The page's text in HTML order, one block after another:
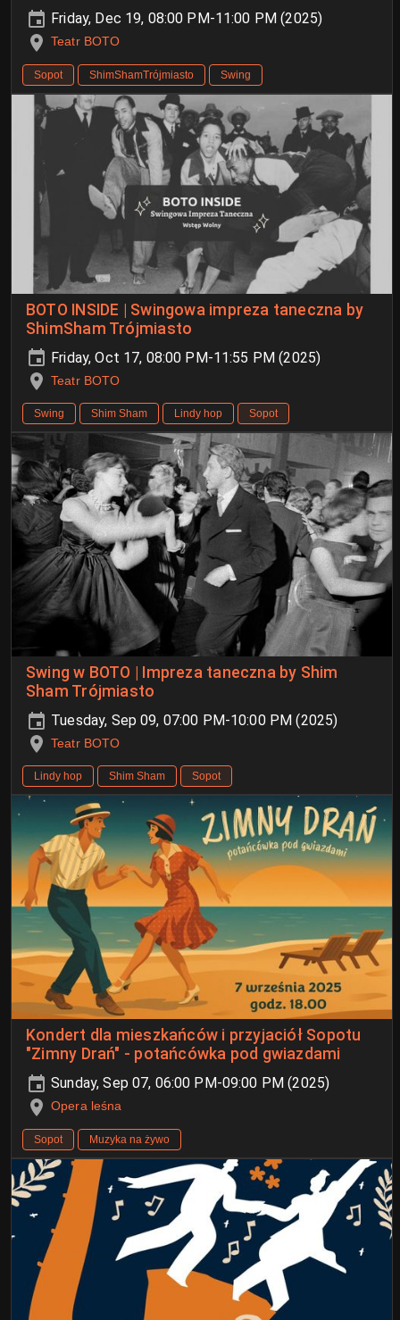
Friday, Dec 19, 08:00 PM-11:00 PM (2025)
Teatr BOTO
Sopot ShimShamTrójmiasto Swing
BOTO INSIDE | Swingowa impreza taneczna by
ShimSham Trójmiasto
Friday, Oct 17, 08:00 PM-11:55 PM (2025)
Teatr BOTO
Swing Shim Sham Lindy hop Sopot
Swing w BOTO | Impreza taneczna by Shim
Sham Trójmiasto
Tuesday, Sep 09, 07:00 PM-10:00 PM (2025)
Teatr BOTO
Lindy hop Shim Sham Sopot
Kondert dla mieszkańców i przyjaciół Sopotu
"Zimny Drań" - potańcówka pod gwiazdami
Sunday, Sep 07, 06:00 PM-09:00 PM (2025)
Opera leśna
Sopot Muzyka na żywo